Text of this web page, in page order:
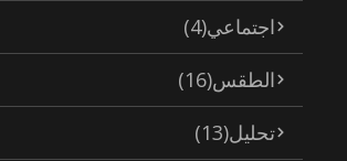
اجتماعي(4)
الطقس(16)
تحليل(13)